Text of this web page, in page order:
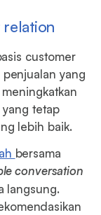
relation
customer
yang
yang tetap
lebih baik.
bersama
conversation
langsung.